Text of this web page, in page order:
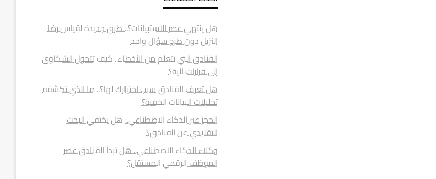
هل ينتهي عصر الاستبيانات؟.. طرق جديدة لقياس رضا
النزيل دون طرح سؤال واحد
الفنادق التي تتعلم من الأخطاء.. كيف تتحول الشكاوى
إلى قرارات آلية؟
هل تعرف الفنادق سبب اختيارك لها؟.. ما الذي تكشفه
تحليلات البيانات الخفية؟
الحجز عبر الذكاء الاصطناعي.. هل يختفي البحث
التقليدي عن الفنادق؟
وكلاء الذكاء الاصطناعي.. هل تبدأ الفنادق عصر
الموظف الرقمي المستقل؟